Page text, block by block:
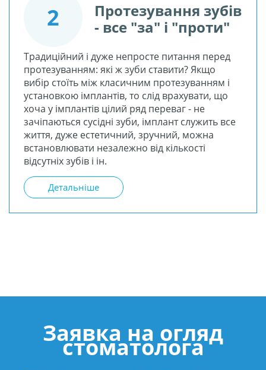
2
Протезування зубів
- все "за" і "проти"
Традиційний і дуже непросте питання перед
протезуванням: які ж зуби ставити? Якщо
вибір стоїть між класичним протезуванням і
установкою імплантів, то слід врахувати, що
хоча у імплантів цілий ряд переваг - не
зачіпаються сусідні зуби, імплант служить все
життя, дуже естетичний, зручний, можна
встановлювати незалежно від кількості
відсутніх зубів і ін.
Детальніше
Заявка на огляд
стоматолога